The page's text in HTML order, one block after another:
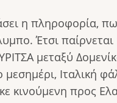
η πληροφορία,
Έτσι
μεταξύ
Ιταλική
κινούμενη προς